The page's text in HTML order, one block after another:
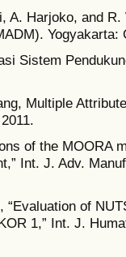
A. Harjoko, and
Yogyakarta:
Sistem
Multiple
of the MOORA
Int. J. Adv.
“Evaluation of
1,” Int. J.